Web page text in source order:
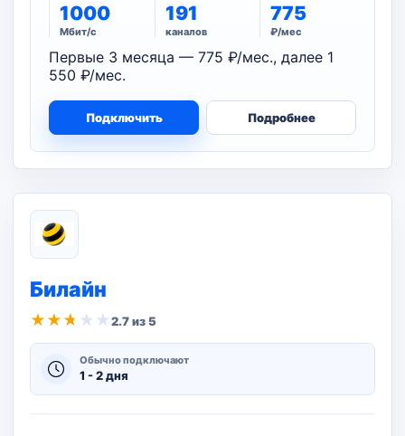
1000
Мбит/с
191
каналов
775
₽/мес
Первые 3 месяца — 775 ₽/мес., далее 1
550 ₽/мес.
Подключить Подробнее
Билайн
★ ★ ★ ★ ★2.7 из 5
Обычно подключают
1 - 2 дня